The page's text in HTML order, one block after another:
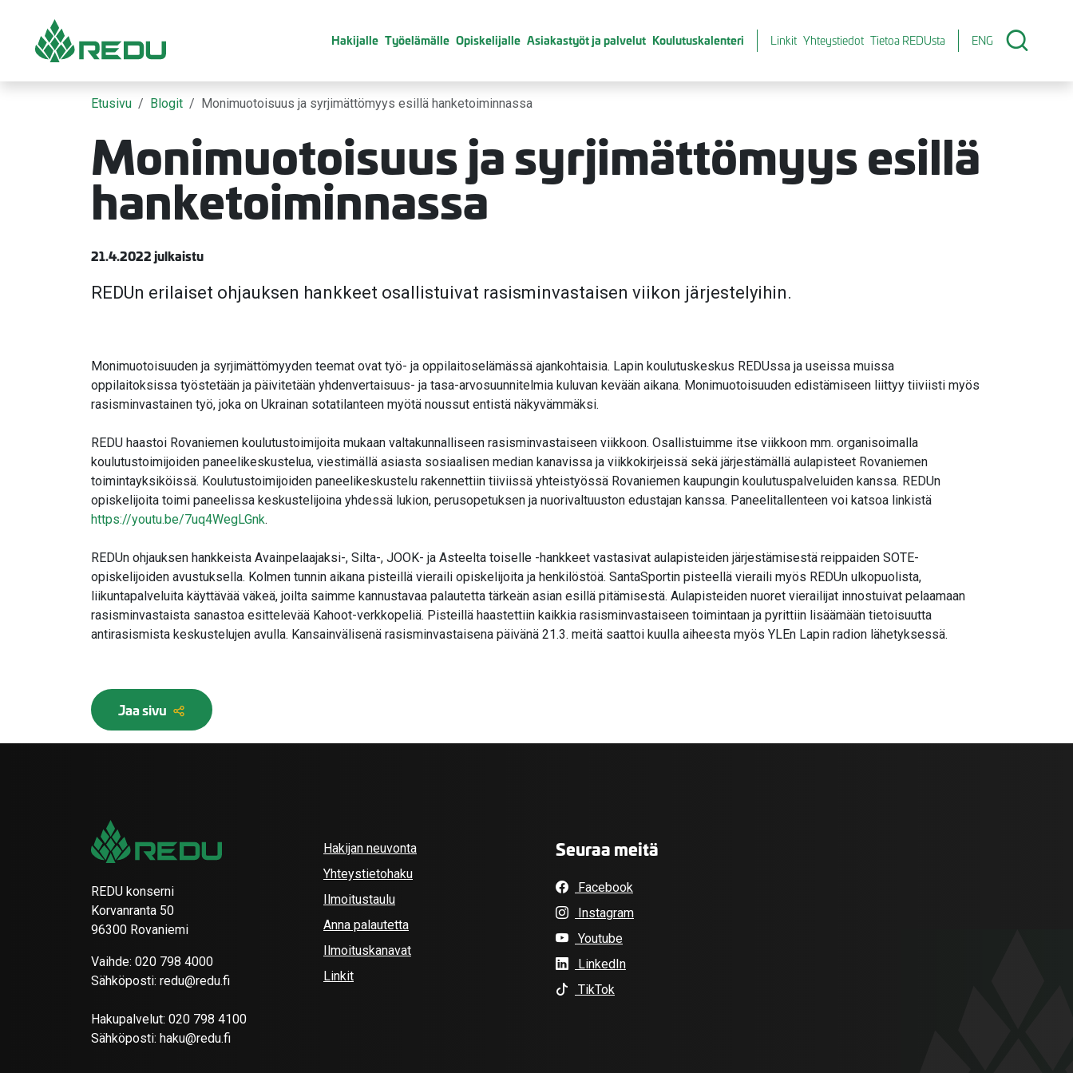
Hakijalle Työelämälle Opiskelijalle Asiakastyöt ja palvelut Koulutuskalenteri Linkit Yhteystiedot Tietoa REDUsta ENG
Etusivu Blogit Monimuotoisuus ja syrjimättömyys esillä hanketoiminnassa
Monimuotoisuus ja syrjimättömyys esillä
hanketoiminnassa
21.4.2022 julkaistu
REDUn erilaiset ohjauksen hankkeet osallistuivat rasisminvastaisen viikon järjestelyihin.
Monimuotoisuuden ja syrjimättömyyden teemat ovat työ- ja oppilaitoselämässä ajankohtaisia. Lapin koulutuskeskus REDUssa ja useissa muissa
oppilaitoksissa työstetään ja päivitetään yhdenvertaisuus- ja tasa-arvosuunnitelmia kuluvan kevään aikana. Monimuotoisuuden edistämiseen liittyy tiiviisti myös
rasisminvastainen työ, joka on Ukrainan sotatilanteen myötä noussut entistä näkyvämmäksi.
REDU haastoi Rovaniemen koulutustoimijoita mukaan valtakunnalliseen rasisminvastaiseen viikkoon. Osallistuimme itse viikkoon mm. organisoimalla
koulutustoimijoiden paneelikeskustelua, viestimällä asiasta sosiaalisen median kanavissa ja viikkokirjeissä sekä järjestämällä aulapisteet Rovaniemen
toimintayksiköissä. Koulutustoimijoiden paneelikeskustelu rakennettiin tiiviissä yhteistyössä Rovaniemen kaupungin koulutuspalveluiden kanssa. REDUn
opiskelijoita toimi paneelissa keskustelijoina yhdessä lukion, perusopetuksen ja nuorivaltuuston edustajan kanssa. Paneelitallenteen voi katsoa linkistä
https://youtu.be/7uq4WegLGnk.
REDUn ohjauksen hankkeista Avainpelaajaksi-, Silta-, JOOK- ja Asteelta toiselle -hankkeet vastasivat aulapisteiden järjestämisestä reippaiden SOTE-
opiskelijoiden avustuksella. Kolmen tunnin aikana pisteillä vieraili opiskelijoita ja henkilöstöä. SantaSportin pisteellä vieraili myös REDUn ulkopuolista,
liikuntapalveluita käyttävää väkeä, joilta saimme kannustavaa palautetta tärkeän asian esillä pitämisestä. Aulapisteiden nuoret vierailijat innostuivat pelaamaan
rasisminvastaista sanastoa esittelevää Kahoot-verkkopeliä. Pisteillä haastettiin kaikkia rasisminvastaiseen toimintaan ja pyrittiin lisäämään tietoisuutta
antirasismista keskustelujen avulla. Kansainvälisenä rasisminvastaisena päivänä 21.3. meitä saattoi kuulla aiheesta myös YLEn Lapin radion lähetyksessä.
Jaa sivu
REDU konserni
Korvanranta 50
96300 Rovaniemi
Vaihde: 020 798 4000
Sähköposti: redu@redu.fi
Hakupalvelut: 020 798 4100
Sähköposti: haku@redu.fi
Hakijan neuvonta
Yhteystietohaku
Ilmoitustaulu
Anna palautetta
Ilmoituskanavat
Linkit
Seuraa meitä
Facebook
Instagram
Youtube
LinkedIn
TikTok